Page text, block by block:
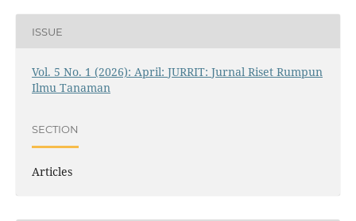
ISSUE
Vol. 5 No. 1 (2026): April: JURRIT: Jurnal Riset Rumpun
Ilmu Tanaman
SECTION
Articles